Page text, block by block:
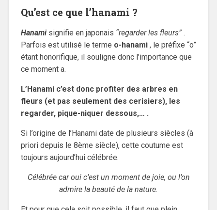
Qu’est ce que l’hanami ?
Hanami signifie en japonais “regarder les fleurs”.
Parfois est utilisé le terme o-hanami, le préfixe “o”
étant honorifique, il souligne donc l’importance que
ce moment a.
L’Hanami c’est donc profiter des arbres en
fleurs (et pas seulement des cerisiers), les
regarder, pique-niquer dessous,… .
Si l’origine de l’Hanami date de plusieurs siècles (à
priori depuis le 8ème siècle), cette coutume est
toujours aujourd’hui célébrée.
Célébrée car oui c’est un moment de joie, ou l’on
admire la beauté de la nature.